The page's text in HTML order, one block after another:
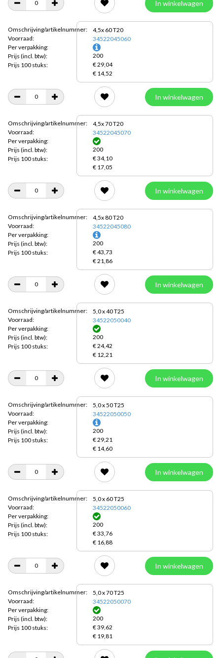
In winkelwagen
Omschrijving/artikelnummer:
Voorraad:
Per verpakking:
Prijs (incl. btw):
Prijs 100 stuks:
4,5x 60 T20
34522045060
200
€ 29,04
€ 14,52
In winkelwagen
Omschrijving/artikelnummer:
Voorraad:
Per verpakking:
Prijs (incl. btw):
Prijs 100 stuks:
4,5x 70 T20
34522045070
200
€ 34,10
€ 17,05
In winkelwagen
Omschrijving/artikelnummer:
Voorraad:
Per verpakking:
Prijs (incl. btw):
Prijs 100 stuks:
4,5x 80 T20
34522045080
200
€ 43,73
€ 21,86
In winkelwagen
Omschrijving/artikelnummer:
Voorraad:
Per verpakking:
Prijs (incl. btw):
Prijs 100 stuks:
5,0 x 40 T25
34522050040
200
€ 24,42
€ 12,21
In winkelwagen
Omschrijving/artikelnummer:
Voorraad:
Per verpakking:
Prijs (incl. btw):
Prijs 100 stuks:
5,0 x 50 T25
34522050050
200
€ 29,21
€ 14,60
In winkelwagen
Omschrijving/artikelnummer:
Voorraad:
Per verpakking:
Prijs (incl. btw):
Prijs 100 stuks:
5,0 x 60 T25
34522050060
200
€ 33,76
€ 16,88
In winkelwagen
Omschrijving/artikelnummer:
Voorraad:
Per verpakking:
Prijs (incl. btw):
Prijs 100 stuks:
5,0 x 70 T25
34522050070
200
€ 39,62
€ 19,81